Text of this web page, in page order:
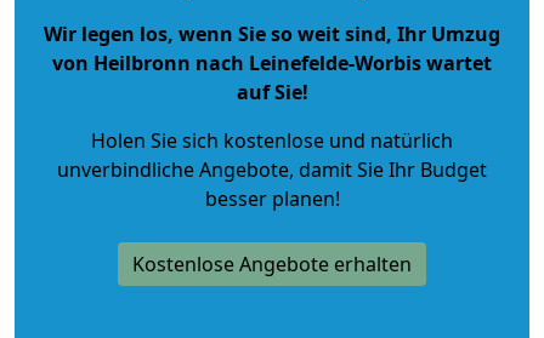
Wir legen los, wenn Sie so weit sind, Ihr Umzug
von Heilbronn nach Leinefelde-Worbis wartet
auf Sie!
Holen Sie sich kostenlose und natürlich
unverbindliche Angebote, damit Sie Ihr Budget
besser planen!
Kostenlose Angebote erhalten